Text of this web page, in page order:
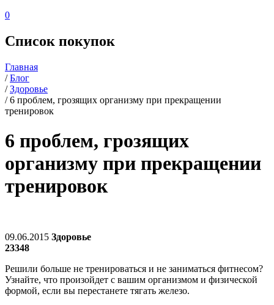
0
Список покупок
Главная
/ Блог
/ Здоровье
/ 6 проблем, грозящих организму при прекращении
тренировок
6 проблем, грозящих
организму при прекращении
тренировок
09.06.2015 Здоровье
23348
Решили больше не тренироваться и не заниматься фитнесом?
Узнайте, что произойдет с вашим организмом и физической
формой, если вы перестанете тягать железо.